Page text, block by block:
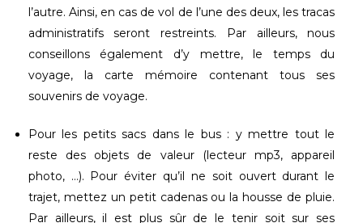
l’autre. Ainsi, en cas de vol de l’une des deux, les tracas
administratifs seront restreints. Par ailleurs, nous
conseillons également d’y mettre, le temps du
voyage, la carte mémoire contenant tous ses
souvenirs de voyage.
Pour les petits sacs dans le bus : y mettre tout le
reste des objets de valeur (lecteur mp3, appareil
photo, …). Pour éviter qu’il ne soit ouvert durant le
trajet, mettez un petit cadenas ou la housse de pluie.
Par ailleurs, il est plus sûr de le tenir soit sur ses